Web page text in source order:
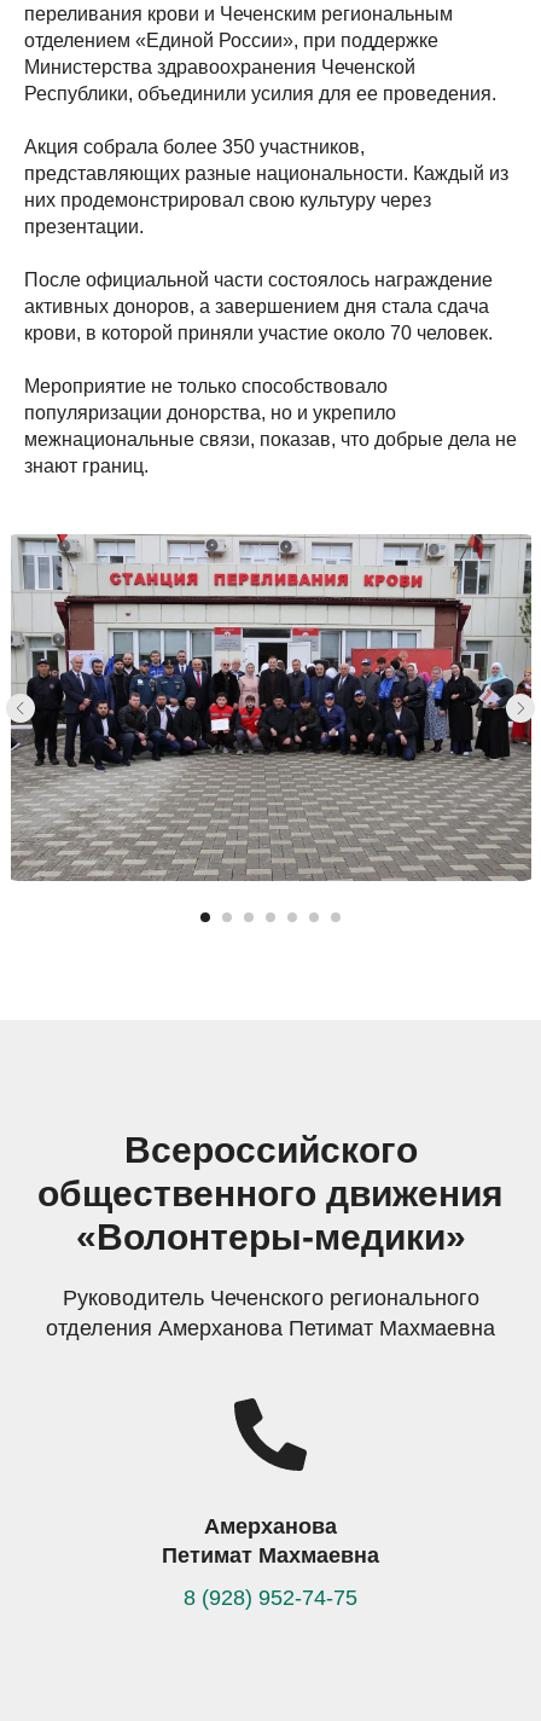
переливания крови и Чеченским региональным
отделением «Единой России», при поддержке
Министерства здравоохранения Чеченской
Республики, объединили усилия для ее проведения.
Акция собрала более 350 участников,
представляющих разные национальности. Каждый из
них продемонстрировал свою культуру через
презентации.
После официальной части состоялось награждение
активных доноров, а завершением дня стала сдача
крови, в которой приняли участие около 70 человек.
Мероприятие не только способствовало
популяризации донорства, но и укрепило
межнациональные связи, показав, что добрые дела не
знают границ.
Всероссийского
общественного движения
«Волонтеры-медики»
Руководитель Чеченского регионального
отделения Амерханова Петимат Махмаевна
Амерханова
Петимат Махмаевна
8 (928) 952-74-75